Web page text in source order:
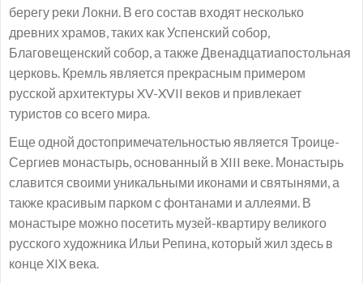
берегу реки Локни. В его состав входят несколько
древних храмов, таких как Успенский собор,
Благовещенский собор, а также Двенадцатиапостольная
церковь. Кремль является прекрасным примером
русской архитектуры XV-XVII веков и привлекает
туристов со всего мира.
Еще одной достопримечательностью является Троице-
Сергиев монастырь, основанный в XIII веке. Монастырь
славится своими уникальными иконами и святынями, а
также красивым парком с фонтанами и аллеями. В
монастыре можно посетить музей-квартиру великого
русского художника Ильи Репина, который жил здесь в
конце XIX века.